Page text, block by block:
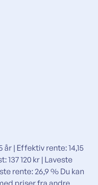
år | Effektiv rente: 14,15
137 120 kr | Laveste
rente: 26,9 % Du kan
priser fra andre